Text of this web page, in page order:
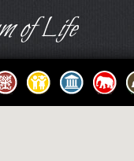
of Life